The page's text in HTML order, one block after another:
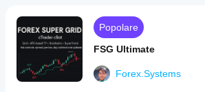
Popolare
FSG Ultimate
Forex.Systems